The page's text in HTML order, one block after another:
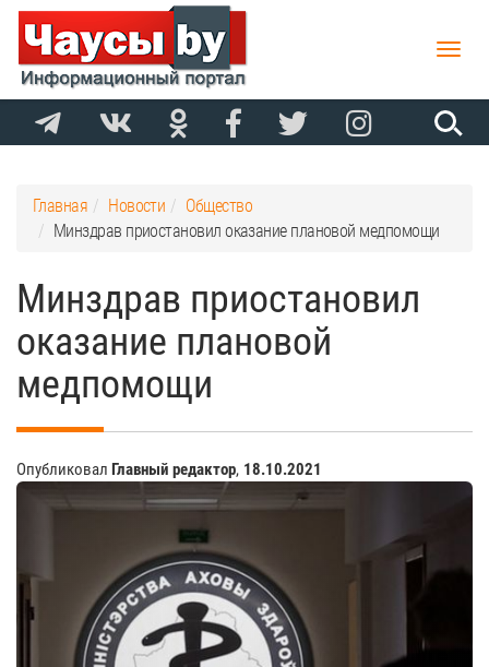
Toggle
Главная Новости
Общество
Минздрав приостановил оказание плановой медпомощи
Минздрав приостановил
оказание плановой
медпомощи
Опубликовал Главный редактор, 18.10.2021